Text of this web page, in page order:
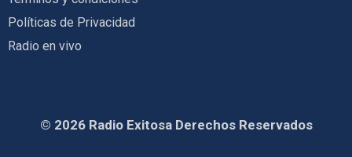
Políticas de Privacidad
Radio en vivo
© 2026 Radio Exitosa Derechos Reservados